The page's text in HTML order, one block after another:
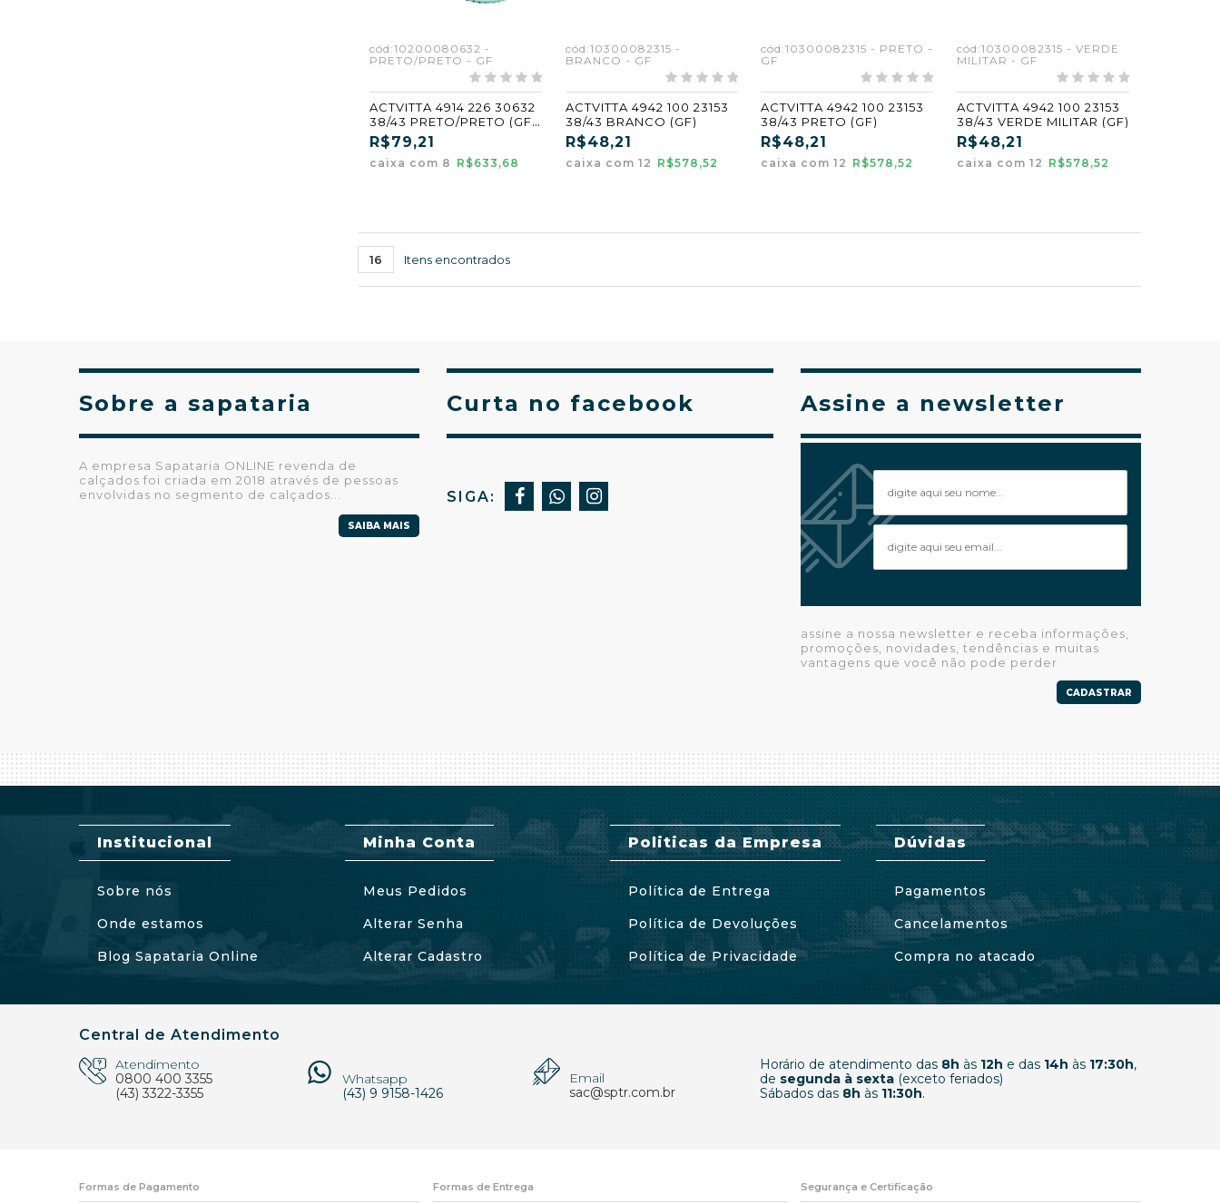
cód:10200080632 -
PRETO/PRETO - GF
ACTVITTA 4914 226 30632
38/43 PRETO/PRETO (GF)
(CX8)
R$79,21
caixa com 8 R$633,68
cód:10300082315 -
BRANCO - GF
ACTVITTA 4942 100 23153
38/43 BRANCO (GF)
R$48,21
caixa com 12 R$578,52
cód:10300082315 - PRETO -
GF
ACTVITTA 4942 100 23153
38/43 PRETO (GF)
R$48,21
caixa com 12 R$578,52
cód:10300082315 - VERDE
MILITAR - GF
ACTVITTA 4942 100 23153
38/43 VERDE MILITAR (GF)
R$48,21
caixa com 12 R$578,52
16 Itens encontrados
Sobre a sapataria
A empresa Sapataria ONLINE revenda de
calçados foi criada em 2018 através de pessoas
envolvidas no segmento de calçados...
SAIBA MAIS
Curta no facebook
SIGA:
Assine a newsletter
assine a nossa newsletter e receba informações,
promoções, novidades, tendências e muitas
vantagens que você não pode perder
CADASTRAR
Institucional
Sobre nós
Onde estamos
Blog Sapataria Online
Minha Conta
Meus Pedidos
Alterar Senha
Alterar Cadastro
Politicas da Empresa
Política de Entrega
Política de Devoluções
Política de Privacidade
Dúvidas
Pagamentos
Cancelamentos
Compra no atacado
Central de Atendimento
Atendimento
0800 400 3355
(43) 3322-3355
Whatsapp
(43) 9 9158-1426
Email
sac@sptr.com.br
Horário de atendimento das 8h às 12h e das 14h às 17:30h,
de segunda à sexta (exceto feriados)
Sábados das 8h às 11:30h.
Formas de Pagamento Formas de Entrega Segurança e Certificação